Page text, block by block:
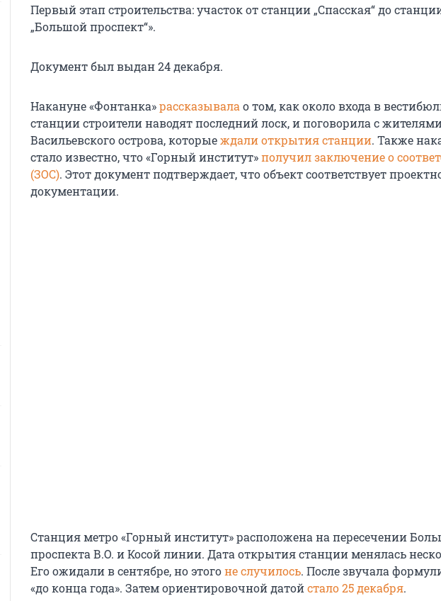
Первый этап строительства: участок от станции „Спасская“ до
„Большой проспект“».
Документ был выдан 24 декабря.
Накануне «Фонтанка»рассказывала о том, как около входа в
станции строители наводят последний лоск, и поговорила с
Васильевского острова, которыеждали открытия станции. Также
стало известно, что «Горный институт»получил заключение о
(ЗОС). Этот документ подтверждает, что объект соответствует
документации.
Станция метро «Горный институт» расположена на пересечении
проспекта В.О. и Косой линии. Дата открытия станции менялась
Его ожидали в сентябре, но этогоне случилось. После звучала
«до конца года». Затем ориентировочной датойстало 25 декабря.